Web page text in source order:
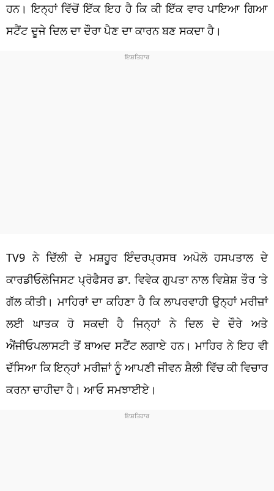
ਹਨ। ਇਨ੍ਹਾਂ ਵਿੱਚੋਂ ਇੱਕ ਇਹ ਹੈ ਕਿ ਕੀ ਇੱਕ ਵਾਰ ਪਾਇਆ ਗਿਆ
ਸਟੈਂਟ ਦੂਜੇ ਦਿਲ ਦਾ ਦੌਰਾ ਪੈਣ ਦਾ ਕਾਰਨ ਬਣ ਸਕਦਾ ਹੈ।
TV9 ਨੇ ਦਿੱਲੀ ਦੇ ਮਸ਼ਹੂਰ ਇੰਦਰਪ੍ਰਸਥ ਅਪੋਲੋ ਹਸਪਤਾਲ ਦੇ
ਕਾਰਡੀਓਲੋਜਿਸਟ ਪ੍ਰੋਫੈਸਰ ਡਾ. ਵਿਵੇਕ ਗੁਪਤਾ ਨਾਲ ਵਿਸ਼ੇਸ਼ ਤੌਰ ‘ਤੇ
ਗੱਲ ਕੀਤੀ। ਮਾਹਿਰਾਂ ਦਾ ਕਹਿਣਾ ਹੈ ਕਿ ਲਾਪਰਵਾਹੀ ਉਨ੍ਹਾਂ ਮਰੀਜ਼ਾਂ
ਲਈ ਘਾਤਕ ਹੋ ਸਕਦੀ ਹੈ ਜਿਨ੍ਹਾਂ ਨੇ ਦਿਲ ਦੇ ਦੌਰੇ ਅਤੇ
ਐਂਜੀਓਪਲਾਸਟੀ ਤੋਂ ਬਾਅਦ ਸਟੈਂਟ ਲਗਾਏ ਹਨ। ਮਾਹਿਰ ਨੇ ਇਹ ਵੀ
ਦੱਸਿਆ ਕਿ ਇਨ੍ਹਾਂ ਮਰੀਜ਼ਾਂ ਨੂੰ ਆਪਣੀ ਜੀਵਨ ਸ਼ੈਲੀ ਵਿੱਚ ਕੀ ਵਿਚਾਰ
ਕਰਨਾ ਚਾਹੀਦਾ ਹੈ। ਆਓ ਸਮਝਾਈਏ।